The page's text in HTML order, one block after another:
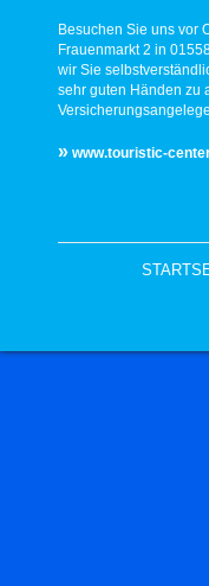
Besuchen Sie uns vor
Frauenmarkt 2 in
wir Sie
sehr guten Händen zu
» www.touristic-